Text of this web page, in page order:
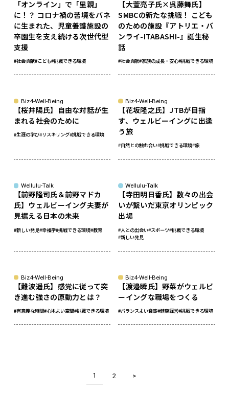
「オンライン」で「里親」
に！？ コロナ禍の苦境をバネ
に生まれた、児童養護施設の
卒園生を支え続ける次世代型
支援
#社会貢献#こども#挑戦できる環境
【大萱亮子氏×呉藤舞氏】
SMBCの新たな挑戦！ こども
のための施設『アトリエ・バ
ンライ-ITABASHI-』誕生秘
話
#社会貢献#家族の成長・安心#挑戦できる環境
Biz4-Well-Being
【桜井陽氏】自由な対話が生
まれる社会のために
#生涯の学び#リスキリング#挑戦できる環境
Biz4-Well-Being
【花坂隆之氏】JTBが目指
す、ウェルビーイングに出逢
う旅
#自然との触れ合い#挑戦できる環境#旅
Wellulu-Talk
【前野隆司氏＆前野マドカ
氏】ウェルビーイング夫妻が
見据える日本の未来
#新しい発見#幸福学#挑戦できる環境#教育
Wellulu-Talk
【寺田明日香氏】数々の出会
いが繋いだ東京オリンピック
出場
#人との出会い#スポーツ#挑戦できる環境
#新しい発見
Biz4-Well-Being
【難波遥氏】感覚に従って突
き進む強さの原動力とは？
#有意義な時間#心地よい空間#挑戦できる環境
Biz4-Well-Being
【渡邉瞬氏】野菜がウェルビ
ーイングな職場をつくる
#バランスよい食事#健康経営#挑戦できる環境
1 2